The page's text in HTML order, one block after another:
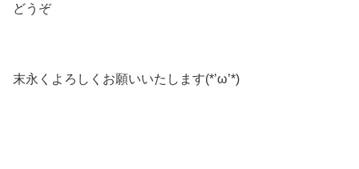
どうぞ
末永くよろしくお願いいたします(*’ω’*)